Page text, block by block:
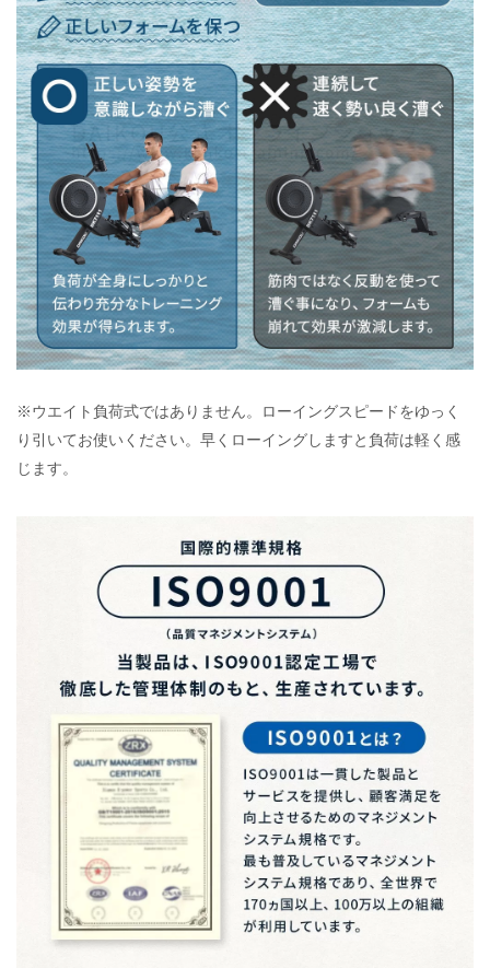
※ウエイト負荷式ではありません。ローイングスピードをゆっく
り引いてお使いください。早くローイングしますと負荷は軽く感
じます。